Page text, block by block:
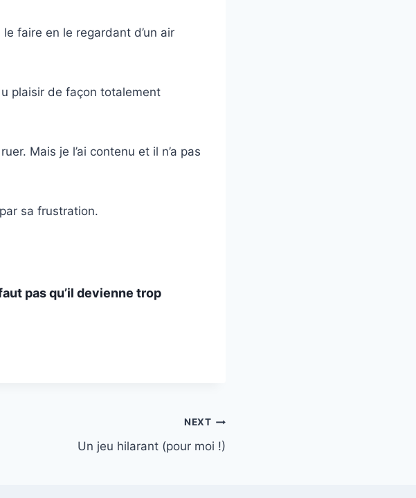
faire en le regardant d’un air
plaisir de façon totalement
Mais je l’ai contenu et il n’a pas
sa frustration.
pas qu’il devienne trop
NEXT
Un jeu hilarant (pour moi !)